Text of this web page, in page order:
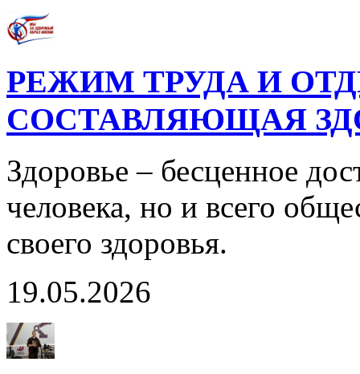
РЕЖИМ ТРУДА И
СОСТАВЛЯЮЩАЯ
Здоровье – бесценное
человека, но и всего
своего здоровья.
19.05.2026